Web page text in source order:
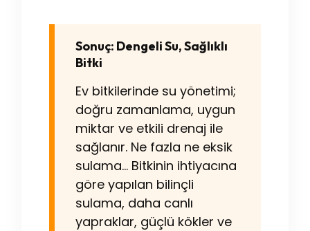
Sonuç: Dengeli Su, Sağlıklı
Bitki
Ev bitkilerinde su yönetimi;
doğru zamanlama, uygun
miktar ve etkili drenaj ile
sağlanır. Ne fazla ne eksik
sulama… Bitkinin ihtiyacına
göre yapılan bilinçli
sulama, daha canlı
yapraklar, güçlü kökler ve